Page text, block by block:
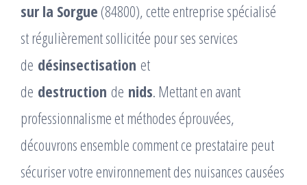
sur la Sorgue (84800), cette entreprise spécialisé
st régulièrement sollicitée pour ses services
de désinsectisation et
de destruction de nids. Mettant en avant
professionnalisme et méthodes éprouvées,
découvrons ensemble comment ce prestataire peut
sécuriser votre environnement des nuisances causées